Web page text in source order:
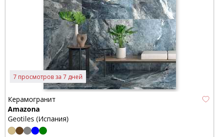
7 просмотров за 7 дней
Керамогранит
Amazona
Geotiles (Испания)